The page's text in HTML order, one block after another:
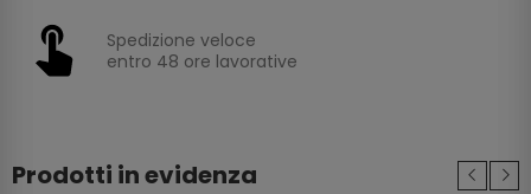
Spedizione veloce
entro 48 ore lavorative
Prodotti in evidenza